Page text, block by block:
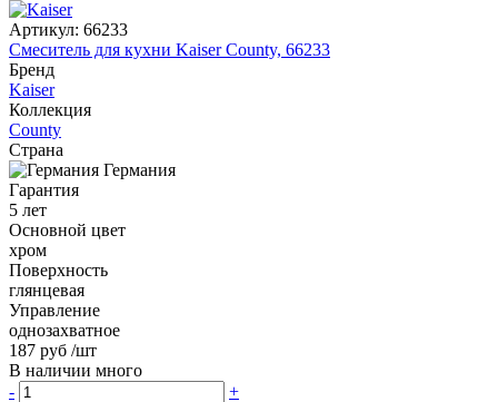
Артикул: 66233
Смеситель для кухни Kaiser County, 66233
Бренд
Kaiser
Коллекция
County
Страна
Германия
Гарантия
5 лет
Основной цвет
хром
Поверхность
глянцевая
Управление
однозахватное
187 руб /шт
В наличии много
-
+